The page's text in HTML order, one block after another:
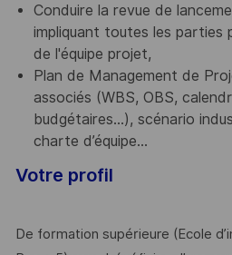
Conduire la revue de
impliquant toutes les parties
de l'équipe projet,
Plan de Management de
associés (WBS, OBS,
budgétaires…), scénario
charte d’équipe…
Votre profil
De formation supérieure (Ecole